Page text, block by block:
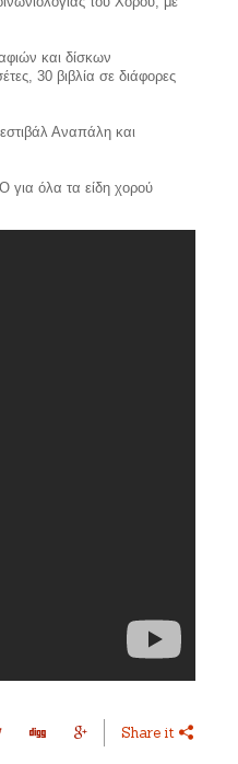
και δίσκων
30 βιβλία σε διάφορες
Αναπάλη και
για όλα τα είδη χορού
Share it